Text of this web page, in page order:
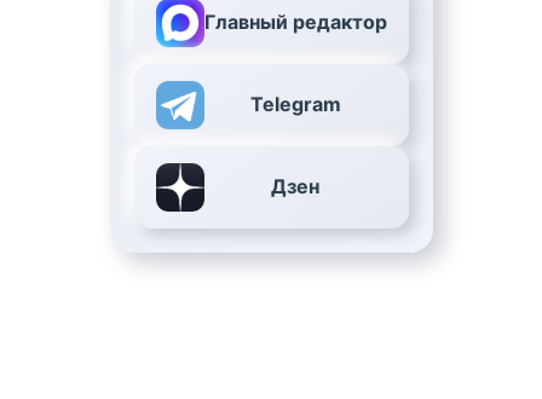
Главный редактор
Telegram
Дзен